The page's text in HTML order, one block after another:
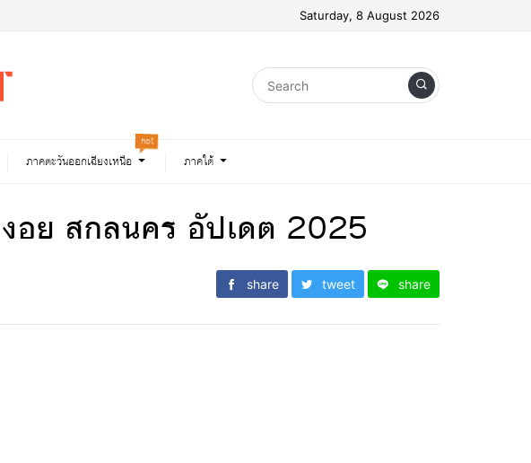
Saturday, 8 August 2026
ภาคตะวันออกเฉียงเหนือ
hot
ภาคใต้
อย สกลนคร อัปเดต 2025
share tweet share